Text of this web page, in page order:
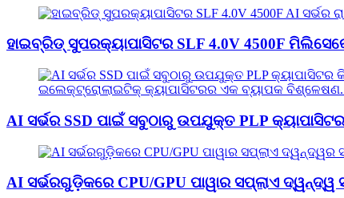
ହାଇବ୍ରିଡ୍ ସୁପରକ୍ୟାପାସିଟର SLF 4.0V 4500F
AI ସର୍ଭର SSD ପାଇଁ ସବୁଠାରୁ ଉପଯୁକ୍ତ PLP
AI ସର୍ଭରଗୁଡ଼ିକରେ CPU/GPU ପାୱାର ସପ୍ଲାଏ